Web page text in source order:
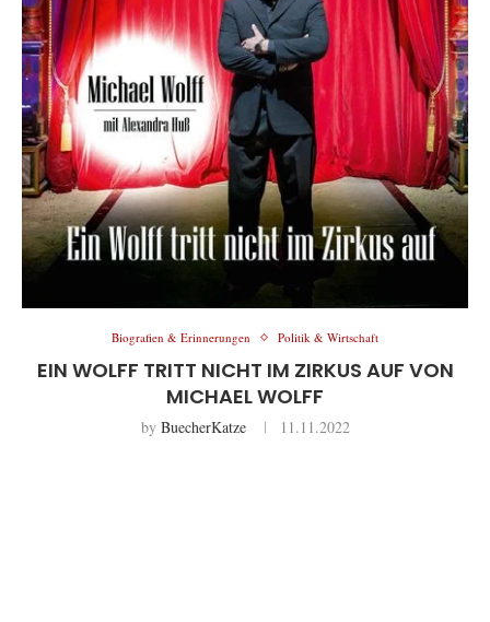
Biografien & Erinnerungen Politik & Wirtschaft
EIN WOLFF TRITT NICHT IM ZIRKUS AUF VON
MICHAEL WOLFF
by BuecherKatze 11.11.2022